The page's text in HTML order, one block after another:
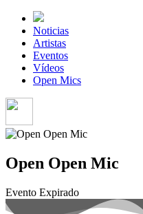
Noticias
Artistas
Eventos
Vídeos
Open Mics
Open Open Mic
Evento Expirado